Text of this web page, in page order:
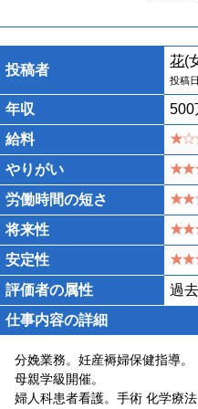
投稿者
花(
投稿
年収
500
給料
やりがい
労働時間の短さ
将来性
安定性
評価者の属性
過
仕事内容の詳細
分娩業務。妊産褥婦保健指導。
母親学級開催。
婦人科患者看護。手術 化学療